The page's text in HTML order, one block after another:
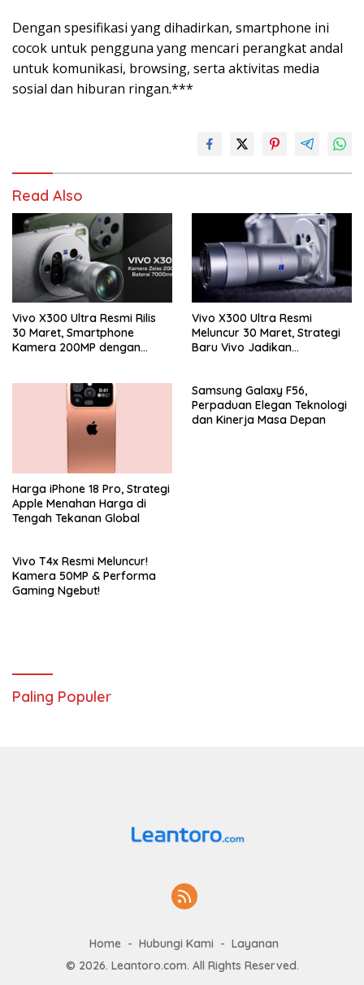
Dengan spesifikasi yang dihadirkan, smartphone ini
cocok untuk pengguna yang mencari perangkat andal
untuk komunikasi, browsing, serta aktivitas media
sosial dan hiburan ringan.***
Read Also
Vivo X300 Ultra Resmi Rilis
30 Maret, Smartphone
Kamera 200MP dengan
Vivo X300 Ultra Resmi
Meluncur 30 Maret, Strategi
Baru Vivo Jadikan
Harga iPhone 18 Pro, Strategi
Apple Menahan Harga di
Tengah Tekanan Global
Samsung Galaxy F56,
Perpaduan Elegan Teknologi
dan Kinerja Masa Depan
Vivo T4x Resmi Meluncur!
Kamera 50MP & Performa
Gaming Ngebut!
Paling Populer
Home Hubungi Kami
Layanan
© 2026. Leantoro.com. All Rights Reserved.